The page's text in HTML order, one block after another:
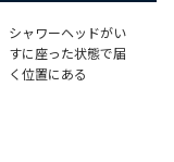
シャワーヘッドがい
すに座った状態で届
く位置にある